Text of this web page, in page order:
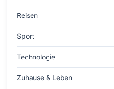
Reisen
Sport
Technologie
Zuhause & Leben